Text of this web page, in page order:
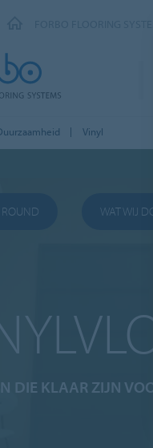
Vinyl
WAT WIJ
DIE KLAAR ZIJN